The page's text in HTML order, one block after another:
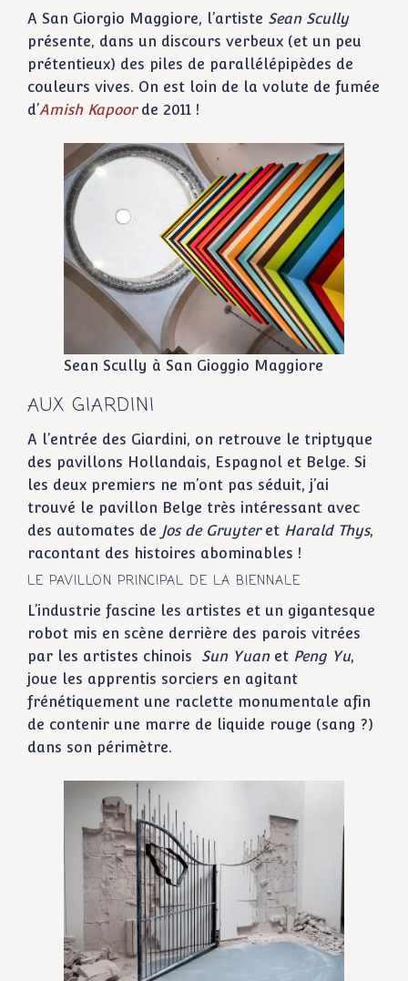
A San Giorgio Maggiore, l’artiste Sean Scully
présente, dans un discours verbeux (et un peu
prétentieux) des piles de parallélépipèdes de
couleurs vives. On est loin de la volute de fumée
d’Amish Kapoorde 2011 !
Sean Scully à San Gioggio Maggiore
AUX GIARDINI
A l’entrée des Giardini, on retrouve le triptyque
des pavillons Hollandais, Espagnol et Belge. Si
les deux premiers ne m’ont pas séduit, j’ai
trouvé le pavillon Belge très intéressant avec
des automates de Jos de Gruyteret Harald Thys,
racontant des histoires abominables !
LE PAVILLON PRINCIPAL DE LA BIENNALE
L’industrie fascine les artistes et un gigantesque
robot mis en scène derrière des parois vitrées
par les artistes chinois Sun Yuan et Peng Yu,
joue les apprentis sorciers en agitant
frénétiquement une raclette monumentale afin
de contenir une marre de liquide rouge (sang ?)
dans son périmètre.